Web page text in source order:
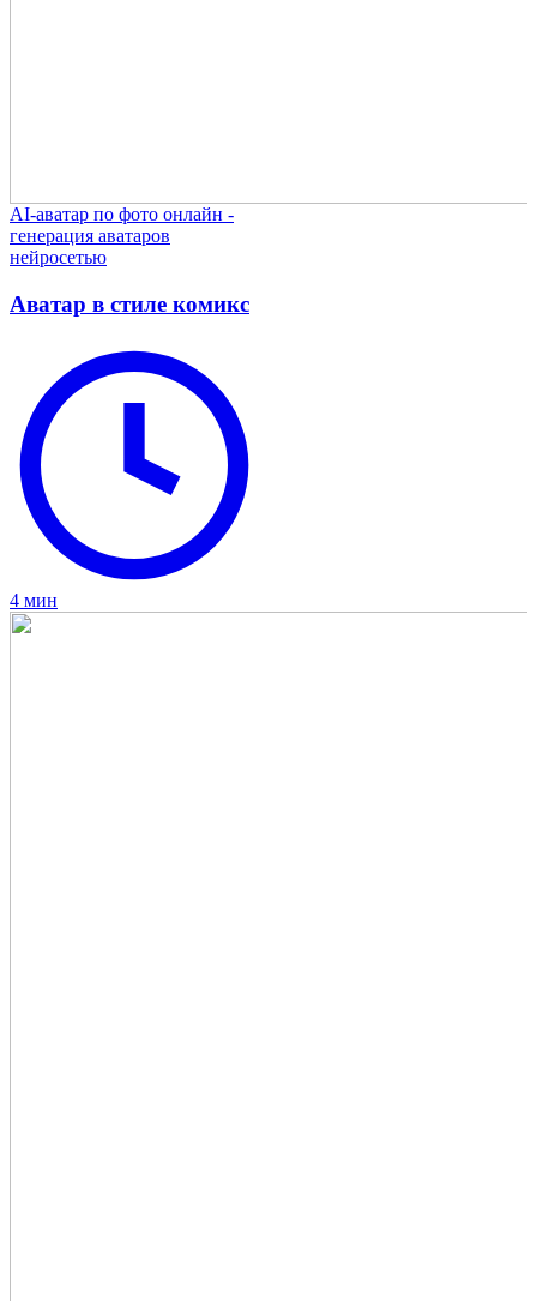
AI-аватар по фото онлайн -
генерация аватаров
нейросетью
Аватар в стиле комикс
4 мин